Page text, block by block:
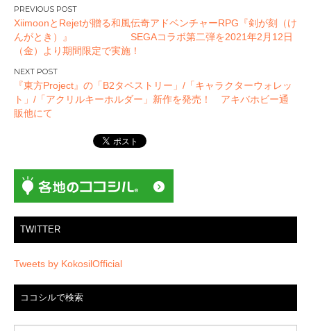
投
稿
ナ
ビ
ゲ
ー
シ
XiimoonとRejetが贈る和風伝奇アドベンチャーRPG『剣が刻（け
んがとき）』 SEGAコラボ第二弾を2021年2月12日
（金）より期間限定で実施！
『東方Project』の「B2タペストリー」/「キャラクターウォレッ
ト」/「アクリルキーホルダー」新作を発売！ アキバホビー通
販他にて
TWITTER
Tweets by KokosilOfficial
ココシルで検索